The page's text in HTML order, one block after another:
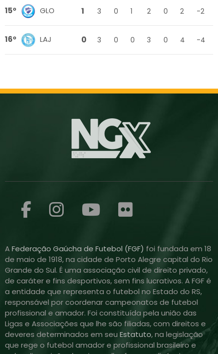
15º GLO 1 3 0 1 2 0 2 -2
16º LAJ 0 3 0 0 3 0 4 -4
AFederação Gaúcha de Futebol (FGF) foi fundada em 18
de maio de 1918, na cidade de Porto Alegre capital do Rio
Grande do Sul. É uma associação civil de direito privado,
de caráter e fins desportivos, sem fins lucrativos. A FGF é
a entidade que representa o futebol no Estado do RS,
responsável por coordenar campeonatos de futebol
profissional e amador. Foi constituída pela união das
Ligas e Associações que lhe são filiadas, com direitos e
deveres determinados em seu Estatuto, na legislação
que rege o futebol amador e profissional brasileiro e